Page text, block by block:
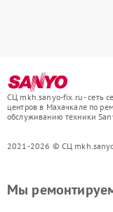
СЦ mkh.sanyo-fix.ru - сеть
центров в Махачкале по
обслуживанию техники
2021-2026 © СЦ
Мы